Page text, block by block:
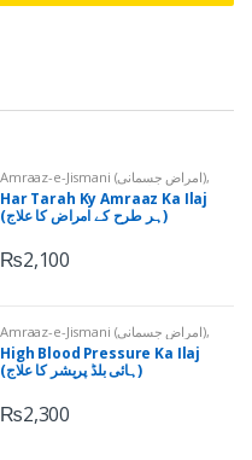
Amraaz-e-Jismani (امراض جسمانی),
Har Qism ky Amraaz (ہر قسم کے
,Tayyar Ruhani Ilaj (تیار
روحانی علاج)
Har Tarah Ky Amraaz Ka Ilaj
(ہر طرح کے امراض کا علاج)
₨2,100
Amraaz-e-Jismani (امراض جسمانی),
High Blood Pressure (ہائی بلڈ
پریشر) ,Tayyar Ruhani Ilaj (تیار
روحانی علاج)
High Blood Pressure Ka Ilaj
(ہائی بلڈ پریشر کا علاج)
₨2,300